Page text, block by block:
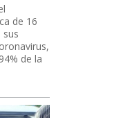
de 16
de la